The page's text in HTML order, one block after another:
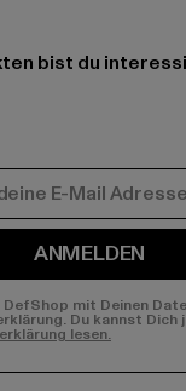
bist du
ANMELDEN
mit Deinen
Du kannst
lesen.